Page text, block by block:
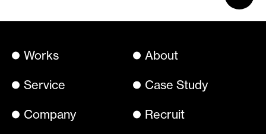
Works
About
Service
Case Study
Company
Recruit